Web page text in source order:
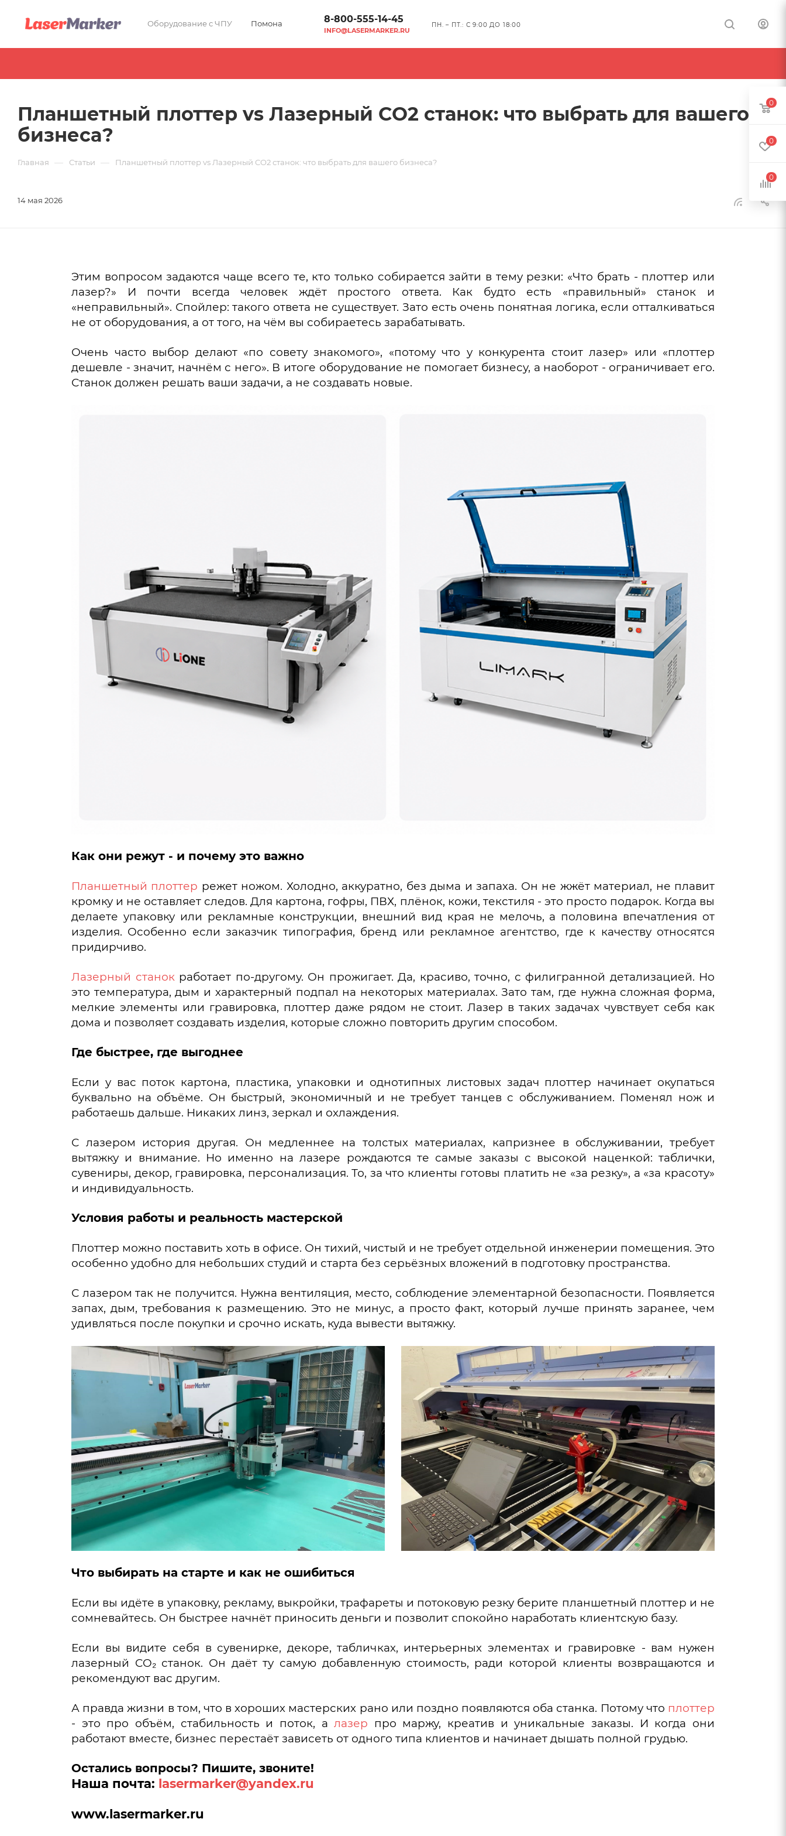
Оборудование с ЧПУ Помона 8-800-555-14-45
INFO@LASERMARKER.RU
ПН. – ПТ.: С 9:00 ДО 18:00
Планшетный плоттер vs Лазерный CO2 станок: что выбрать для вашего
бизнеса?
Главная — Статьи — Планшетный плоттер vs Лазерный CO2 станок: что выбрать для вашего бизнеса?
14 мая 2026
Этим вопросом задаются чаще всего те, кто только собирается зайти в тему резки: «Что брать - плоттер или
лазер?» И почти всегда человек ждёт простого ответа. Как будто есть «правильный» станок и
«неправильный». Спойлер: такого ответа не существует. Зато есть очень понятная логика, если отталкиваться
не от оборудования, а от того, на чём вы собираетесь зарабатывать.
Очень часто выбор делают «по совету знакомого», «потому что у конкурента стоит лазер» или «плоттер
дешевле - значит, начнём с него». В итоге оборудование не помогает бизнесу, а наоборот - ограничивает его.
Станок должен решать ваши задачи, а не создавать новые.
Как они режут - и почему это важно
Планшетный плоттер режет ножом. Холодно, аккуратно, без дыма и запаха. Он не жжёт материал, не плавит
кромку и не оставляет следов. Для картона, гофры, ПВХ, плёнок, кожи, текстиля - это просто подарок. Когда вы
делаете упаковку или рекламные конструкции, внешний вид края не мелочь, а половина впечатления от
изделия. Особенно если заказчик типография, бренд или рекламное агентство, где к качеству относятся
придирчиво.
Лазерный станокработает по-другому. Он прожигает. Да, красиво, точно, с филигранной детализацией. Но
это температура, дым и характерный подпал на некоторых материалах. Зато там, где нужна сложная форма,
мелкие элементы или гравировка, плоттер даже рядом не стоит. Лазер в таких задачах чувствует себя как
дома и позволяет создавать изделия, которые сложно повторить другим способом.
Где быстрее, где выгоднее
Если у вас поток картона, пластика, упаковки и однотипных листовых задач плоттер начинает окупаться
буквально на объёме. Он быстрый, экономичный и не требует танцев с обслуживанием. Поменял нож и
работаешь дальше. Никаких линз, зеркал и охлаждения.
С лазером история другая. Он медленнее на толстых материалах, капризнее в обслуживании, требует
вытяжку и внимание. Но именно на лазере рождаются те самые заказы с высокой наценкой: таблички,
сувениры, декор, гравировка, персонализация. То, за что клиенты готовы платить не «за резку», а «за красоту»
и индивидуальность.
Условия работы и реальность мастерской
Плоттер можно поставить хоть в офисе. Он тихий, чистый и не требует отдельной инженерии помещения. Это
особенно удобно для небольших студий и старта без серьёзных вложений в подготовку пространства.
С лазером так не получится. Нужна вентиляция, место, соблюдение элементарной безопасности. Появляется
запах, дым, требования к размещению. Это не минус, а просто факт, который лучше принять заранее, чем
удивляться после покупки и срочно искать, куда вывести вытяжку.
Что выбирать на старте и как не ошибиться
Если вы идёте в упаковку, рекламу, выкройки, трафареты и потоковую резку берите планшетный плоттер и не
сомневайтесь. Он быстрее начнёт приносить деньги и позволит спокойно наработать клиентскую базу.
Если вы видите себя в сувенирке, декоре, табличках, интерьерных элементах и гравировке - вам нужен
лазерный CO₂ станок. Он даёт ту самую добавленную стоимость, ради которой клиенты возвращаются и
рекомендуют вас другим.
А правда жизни в том, что в хороших мастерских рано или поздно появляются оба станка. Потому что плоттер
- это про объём, стабильность и поток, алазер про маржу, креатив и уникальные заказы. И когда они
работают вместе, бизнес перестаёт зависеть от одного типа клиентов и начинает дышать полной грудью.
Остались вопросы? Пишите, звоните!
Наша почта: lasermarker@yandex.ru
www.lasermarker.ru
0
0
0